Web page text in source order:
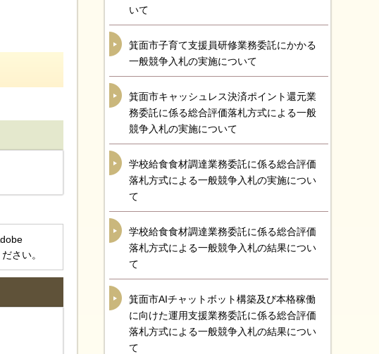
さい。
いて
箕面市子育て支援員研修業務委託にかかる
一般競争入札の実施について
箕面市キャッシュレス決済ポイント還元業
務委託に係る総合評価落札方式による一般
競争入札の実施について
学校給食食材調達業務委託に係る総合評価
落札方式による一般競争入札の実施につい
て
学校給食食材調達業務委託に係る総合評価
落札方式による一般競争入札の結果につい
て
箕面市AIチャットボット構築及び本格稼働
に向けた運用支援業務委託に係る総合評価
落札方式による一般競争入札の結果につい
て